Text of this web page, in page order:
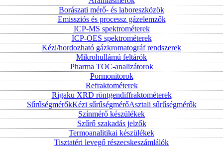
Borászati mérő- és laboreszközök
Emissziós és processz gázelemzők
ICP-MS spektrométerek
ICP-OES spektrométerek
Kézi/hordozható gázkromatográf rendszerek
Mikrohullámú feltárók
Pharma TOC-analizátorok
Pormonitorok
Refraktométerek
Rigaku XRD röntgendiffraktométerek
SűrűségmérőkKézi sűrűségmérőAsztali sűrűségmérők
Színmérő készülékek
Szűrő szakadás jelzők
Termoanalitikai készülékek
Tisztatéri levegő részecskeszámlálók